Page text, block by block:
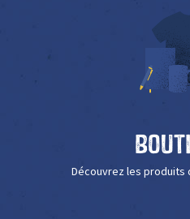
Découvrez les produits